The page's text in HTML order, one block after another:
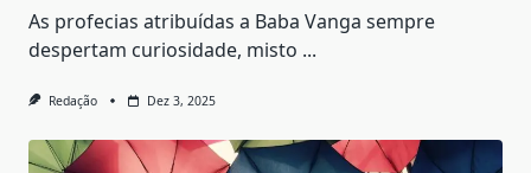
As profecias atribuídas a Baba Vanga sempre
despertam curiosidade, misto ...
Redação Dez 3, 2025